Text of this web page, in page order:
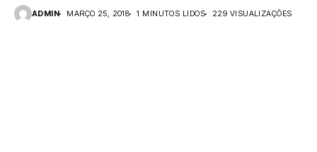
ADMIN MARÇO 25, 2018 1 MINUTOS LIDOS 229 VISUALIZAÇÕES